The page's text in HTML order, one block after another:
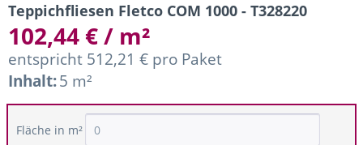
Teppichfliesen Fletco COM 1000 - T328220
102,44 € / m²
entspricht 512,21 € pro Paket
Inhalt:5 m²
Fläche in m²